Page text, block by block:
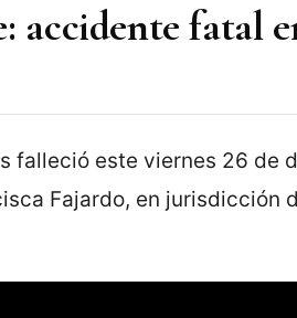
accidente fatal
falleció este viernes 26 de
Fajardo, en jurisdicción